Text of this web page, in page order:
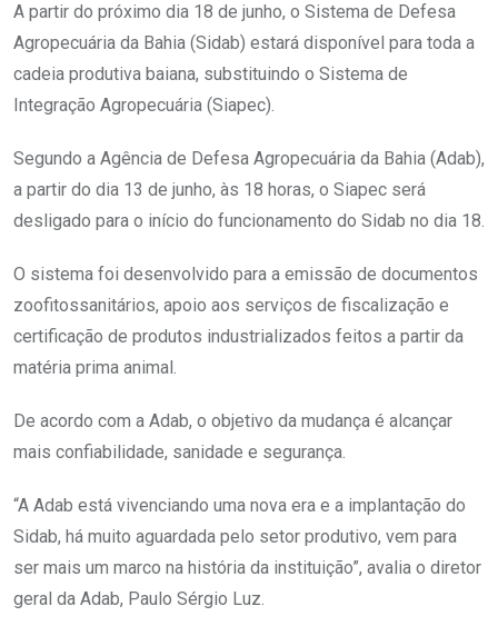
A partir do próximo dia 18 de junho, o Sistema de Defesa
Agropecuária da Bahia (Sidab) estará disponível para toda a
cadeia produtiva baiana, substituindo o Sistema de
Integração Agropecuária (Siapec).
Segundo a Agência de Defesa Agropecuária da Bahia (Adab),
a partir do dia 13 de junho, às 18 horas, o Siapec será
desligado para o início do funcionamento do Sidab no dia 18.
O sistema foi desenvolvido para a emissão de documentos
zoofitossanitários, apoio aos serviços de fiscalização e
certificação de produtos industrializados feitos a partir da
matéria prima animal.
De acordo com a Adab, o objetivo da mudança é alcançar
mais confiabilidade, sanidade e segurança.
“A Adab está vivenciando uma nova era e a implantação do
Sidab, há muito aguardada pelo setor produtivo, vem para
ser mais um marco na história da instituição”, avalia o diretor
geral da Adab, Paulo Sérgio Luz.